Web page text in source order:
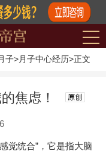
子>月子中心经历>正文
焦虑！
觉统合”，它是指大脑